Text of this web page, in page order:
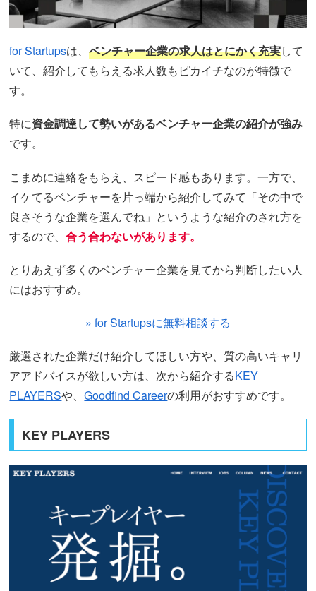
for Startupsは、ベンチャー企業の求人はとにかく充実して
いて、紹介してもらえる求人数もピカイチなのが特徴で
す。
特に資金調達して勢いがあるベンチャー企業の紹介が強み
です。
こまめに連絡をもらえ、スピード感もあります。一方で、
イケてるベンチャーを片っ端から紹介してみて「その中で
良さそうな企業を選んでね」というような紹介のされ方を
するので、合う合わないがあります。
とりあえず多くのベンチャー企業を見てから判断したい人
にはおすすめ。
» for Startupsに無料相談する
厳選された企業だけ紹介してほしい方や、質の高いキャリ
アアドバイスが欲しい方は、次から紹介するKEY
PLAYERSや、Goodfind Careerの利用がおすすめです。
KEY PLAYERS